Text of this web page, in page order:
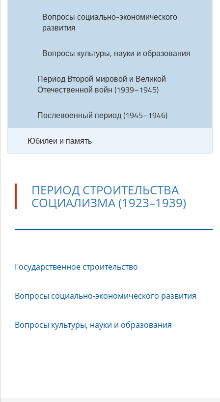
Вопросы социально-экономического
развития
Вопросы культуры, науки и образования
Период Второй мировой и Великой
Отечественной войн (1939–1945)
Послевоенный период (1945–1946)
Юбилеи и память
ПЕРИОД СТРОИТЕЛЬСТВА
СОЦИАЛИЗМА (1923–1939)
строительства
(1923–
Государственное строительство
Вопросы социально-экономического развития
Вопросы культуры, науки и образования